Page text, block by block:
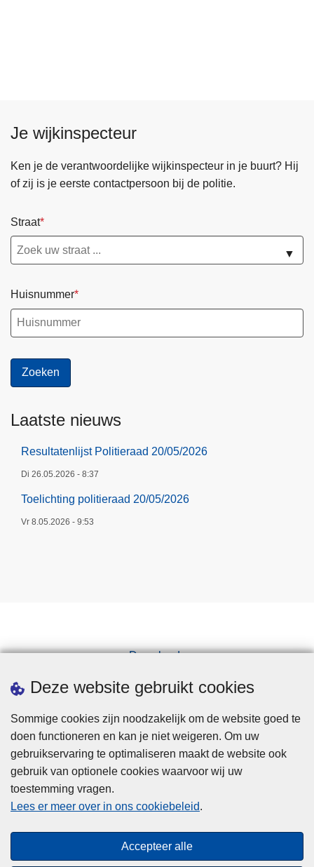
Deze website gebruikt cookies
Sommige cookies zijn noodzakelijk om de website goed te
doen functioneren en kan je niet weigeren. Om uw
gebruikservaring te optimaliseren maakt de website ook
gebruik van optionele cookies waarvoor wij uw
toestemming vragen.
Lees er meer over in ons cookiebeleid.
Accepteer alle
Je wijkinspecteur
Ken je de verantwoordelijke wijkinspecteur in je buurt? Hij
of zij is je eerste contactpersoon bij de politie.
Straat
▼
Huisnummer
Laatste nieuws
Resultatenlijst Politieraad 20/05/2026
Di 26.05.2026 - 8:37
Toelichting politieraad 20/05/2026
Vr 8.05.2026 - 9:53
Downloads
Privacy
Cookies
Toegankelijkheid